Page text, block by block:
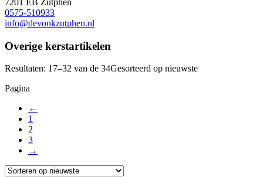
7201 EB Zutphen
0575-510933
info@devonkzutphen.nl
Overige kerstartikelen
Resultaten: 17–32 van de 34Gesorteerd op nieuwste
Pagina
←
1
2
3
→